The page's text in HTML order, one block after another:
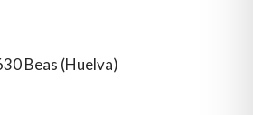
Beas (Huelva)